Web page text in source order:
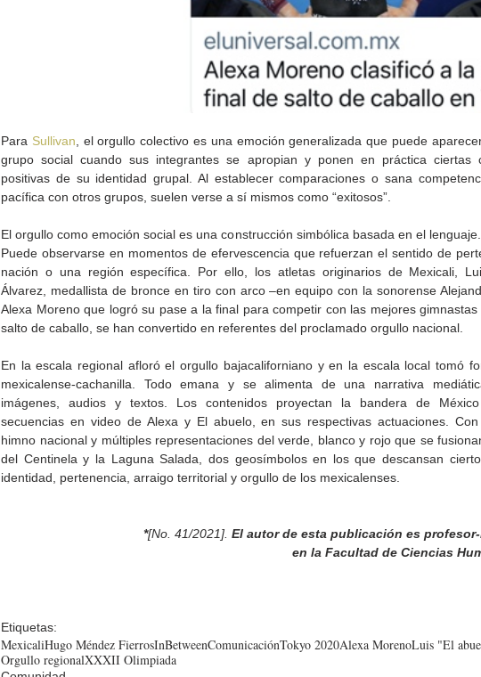
Para Sullivan , el orgullo colectivo es una emoción generalizada que puede
grupo social cuando sus integrantes se apropian y ponen en práctica ciertas
positivas de su identidad grupal. Al establecer comparaciones o sana
pacífica con otros grupos, suelen verse a sí mismos como “exitosos”.
El orgullo como emoción social es una construcción simbólica basada en el
Puede observarse en momentos de efervescencia que refuerzan el sentido de
nación o una región específica. Por ello, los atletas originarios de Mexicali,
Álvarez, medallista de bronce en tiro con arco –en equipo con la sonorense
Alexa Moreno que logró su pase a la final para competir con las mejores
salto de caballo, se han convertido en referentes del proclamado orgullo nacional.
En la escala regional afloró el orgullo bajacaliforniano y en la escala local tomó
mexicalense-cachanilla. Todo emana y se alimenta de una narrativa
imágenes, audios y textos. Los contenidos proyectan la bandera de
secuencias en video de Alexa y El abuelo, en sus respectivas actuaciones.
himno nacional y múltiples representaciones del verde, blanco y rojo que se
del Centinela y la Laguna Salada, dos geosímbolos en los que descansan
identidad, pertenencia, arraigo territorial y orgullo de los mexicalenses.
*[No. 41/2021]. El autor de esta publicación es
en la Facultad de Ciencias
Etiquetas:
MexicaliHugo Méndez FierrosInBetweenComunicaciónTokyo 2020Alexa MorenoLuis "El
Orgullo regionalXXXII Olimpiada